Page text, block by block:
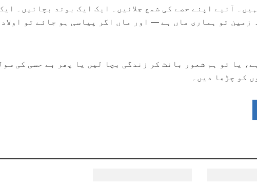
آئیے اپنے حصے کی شمع جلائیں۔ ایک ایک بوند بچائیں۔
زمین تو ہماری ماں ہے — اور ماں اگر پیاسی ہو جائے تو
یا تو ہم شعور بانٹ کر زندگی بچا لیں یا پھر بے حسی کی
کو چڑھا دیں۔